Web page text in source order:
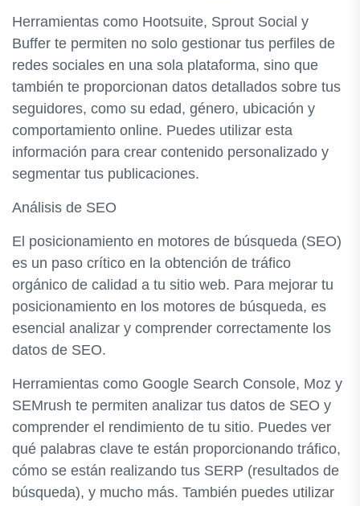
Herramientas como Hootsuite, Sprout Social y
Buffer te permiten no solo gestionar tus perfiles de
redes sociales en una sola plataforma, sino que
también te proporcionan datos detallados sobre tus
seguidores, como su edad, género, ubicación y
comportamiento online. Puedes utilizar esta
información para crear contenido personalizado y
segmentar tus publicaciones.
Análisis de SEO
El posicionamiento en motores de búsqueda (SEO)
es un paso crítico en la obtención de tráfico
orgánico de calidad a tu sitio web. Para mejorar tu
posicionamiento en los motores de búsqueda, es
esencial analizar y comprender correctamente los
datos de SEO.
Herramientas como Google Search Console, Moz y
SEMrush te permiten analizar tus datos de SEO y
comprender el rendimiento de tu sitio. Puedes ver
qué palabras clave te están proporcionando tráfico,
cómo se están realizando tus SERP (resultados de
búsqueda), y mucho más. También puedes utilizar